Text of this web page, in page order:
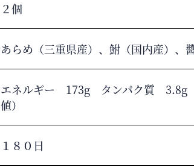
２個
あらめ（三重県産）、鮒（国内産）、
エネルギー 173g タンパク質
値）
１８０日